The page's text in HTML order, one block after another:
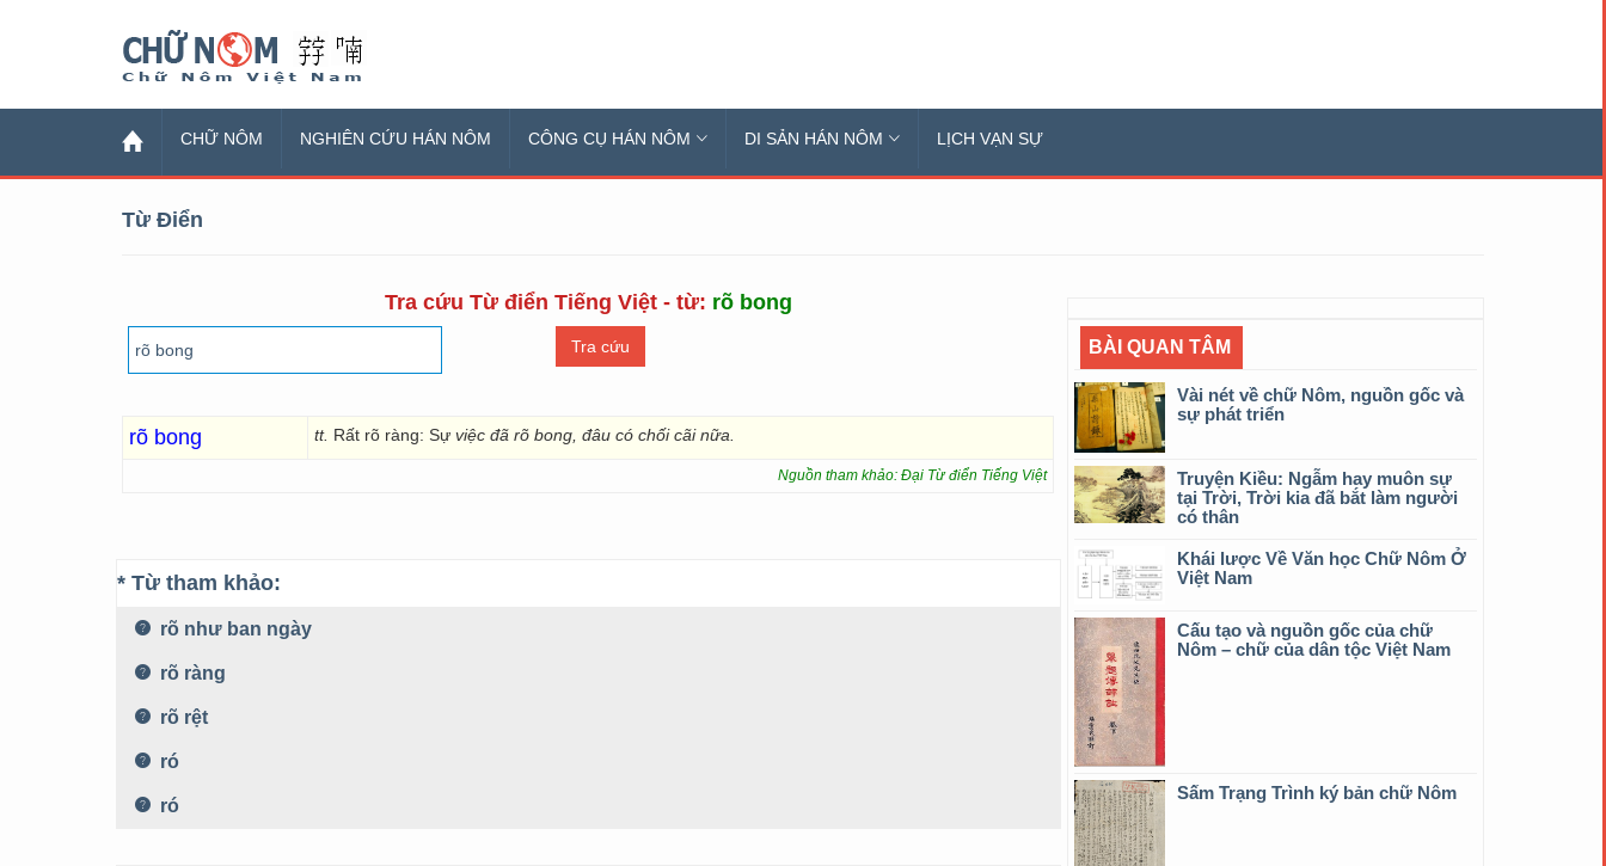
CHỮ NÔM NGHIÊN CỨU HÁN NÔM CÔNG CỤ HÁN NÔM DI SẢN HÁN NÔM LỊCH VẠN SỰ
Từ Điển
Tra cứu Từ điển Tiếng Việt - từ: rõ bong
rõ bong tt. Rất rõ ràng: Sự việc đã rõ bong, đâu có chối cãi nữa.
Nguồn tham khảo: Đại Từ điển Tiếng Việt
* Từ tham khảo:
rõ như ban ngày
rõ ràng
rõ rệt
ró
ró
BÀI QUAN TÂM
Vài nét về chữ Nôm, nguồn gốc và
sự phát triển
Truyện Kiều: Ngẫm hay muôn sự
tại Trời, Trời kia đã bắt làm người
có thân
Khái lược Về Văn học Chữ Nôm Ở
Việt Nam
Cấu tạo và nguồn gốc của chữ
Nôm – chữ của dân tộc Việt Nam
Sấm Trạng Trình ký bản chữ Nôm